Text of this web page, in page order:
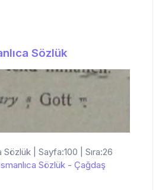
Sözlük
Sözlük | Sayfa:100 | Sıra:26
Sözlük - Çağdaş